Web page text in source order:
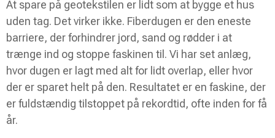
At spare på geotekstilen er lidt som at bygge et hus
uden tag. Det virker ikke. Fiberdugen er den eneste
barriere, der forhindrer jord, sand og rødder i at
trænge ind og stoppe faskinen til. Vi har set anlæg,
hvor dugen er lagt med alt for lidt overlap, eller hvor
der er sparet helt på den. Resultatet er en faskine, der
er fuldstændig tilstoppet på rekordtid, ofte inden for få
år.